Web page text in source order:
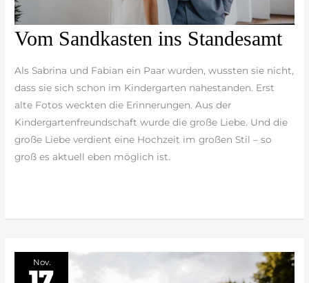
Vom Sandkasten ins Standesamt
Als Sabrina und Fabian ein Paar wurden, wussten sie nicht,
dass sie sich schon im Kindergarten nahestanden. Erst
alte Fotos weckten die Erinnerungen. Aus der
Kindergartenfreundschaft wurde die große Liebe. Und die
große Liebe verdient eine Hochzeit im großen Stil – so
groß es aktuell eben möglich ist.
Vom
ins
Standesamt
Nov.